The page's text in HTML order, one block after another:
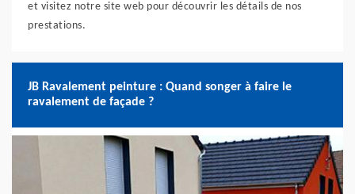
et visitez notre site web pour découvrir les détails de nos
prestations.
JB Ravalement peinture : Quand songer à faire le
ravalement de façade ?